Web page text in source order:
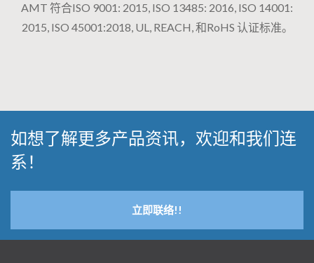
AMT 符合ISO 9001: 2015, ISO 13485: 2016, ISO 14001:
2015, ISO 45001:2018, UL, REACH, 和RoHS 认证标准。
如想了解更多产品资讯，欢迎和我们连
系！
立即联络!!